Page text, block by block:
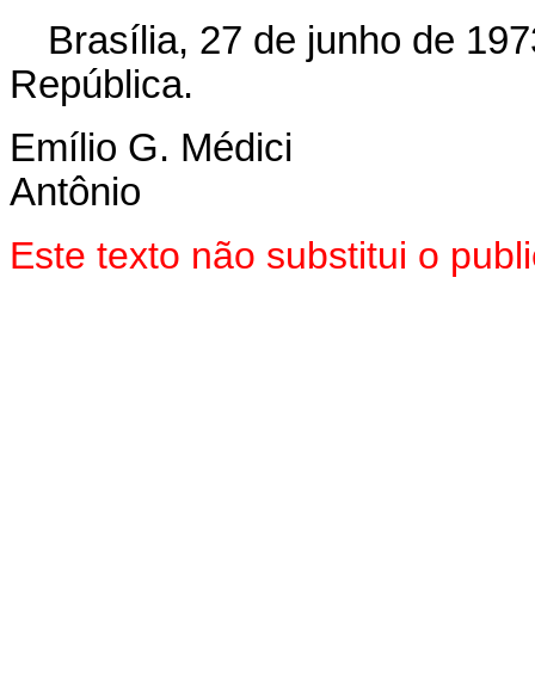
Brasília, 27 de junho de
República.
Emílio G. Médici
Antônio
Este texto não substitui o